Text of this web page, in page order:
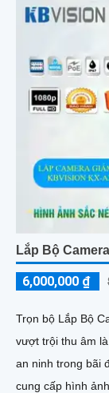
minh giúp nâng
Lắp Bộ
6,000,000 ₫
Trọn bộ Lắp Bộ
vượt trội thu âm
an ninh trong bãi đậu xe. r>Bộ camera này
cung cấp hình